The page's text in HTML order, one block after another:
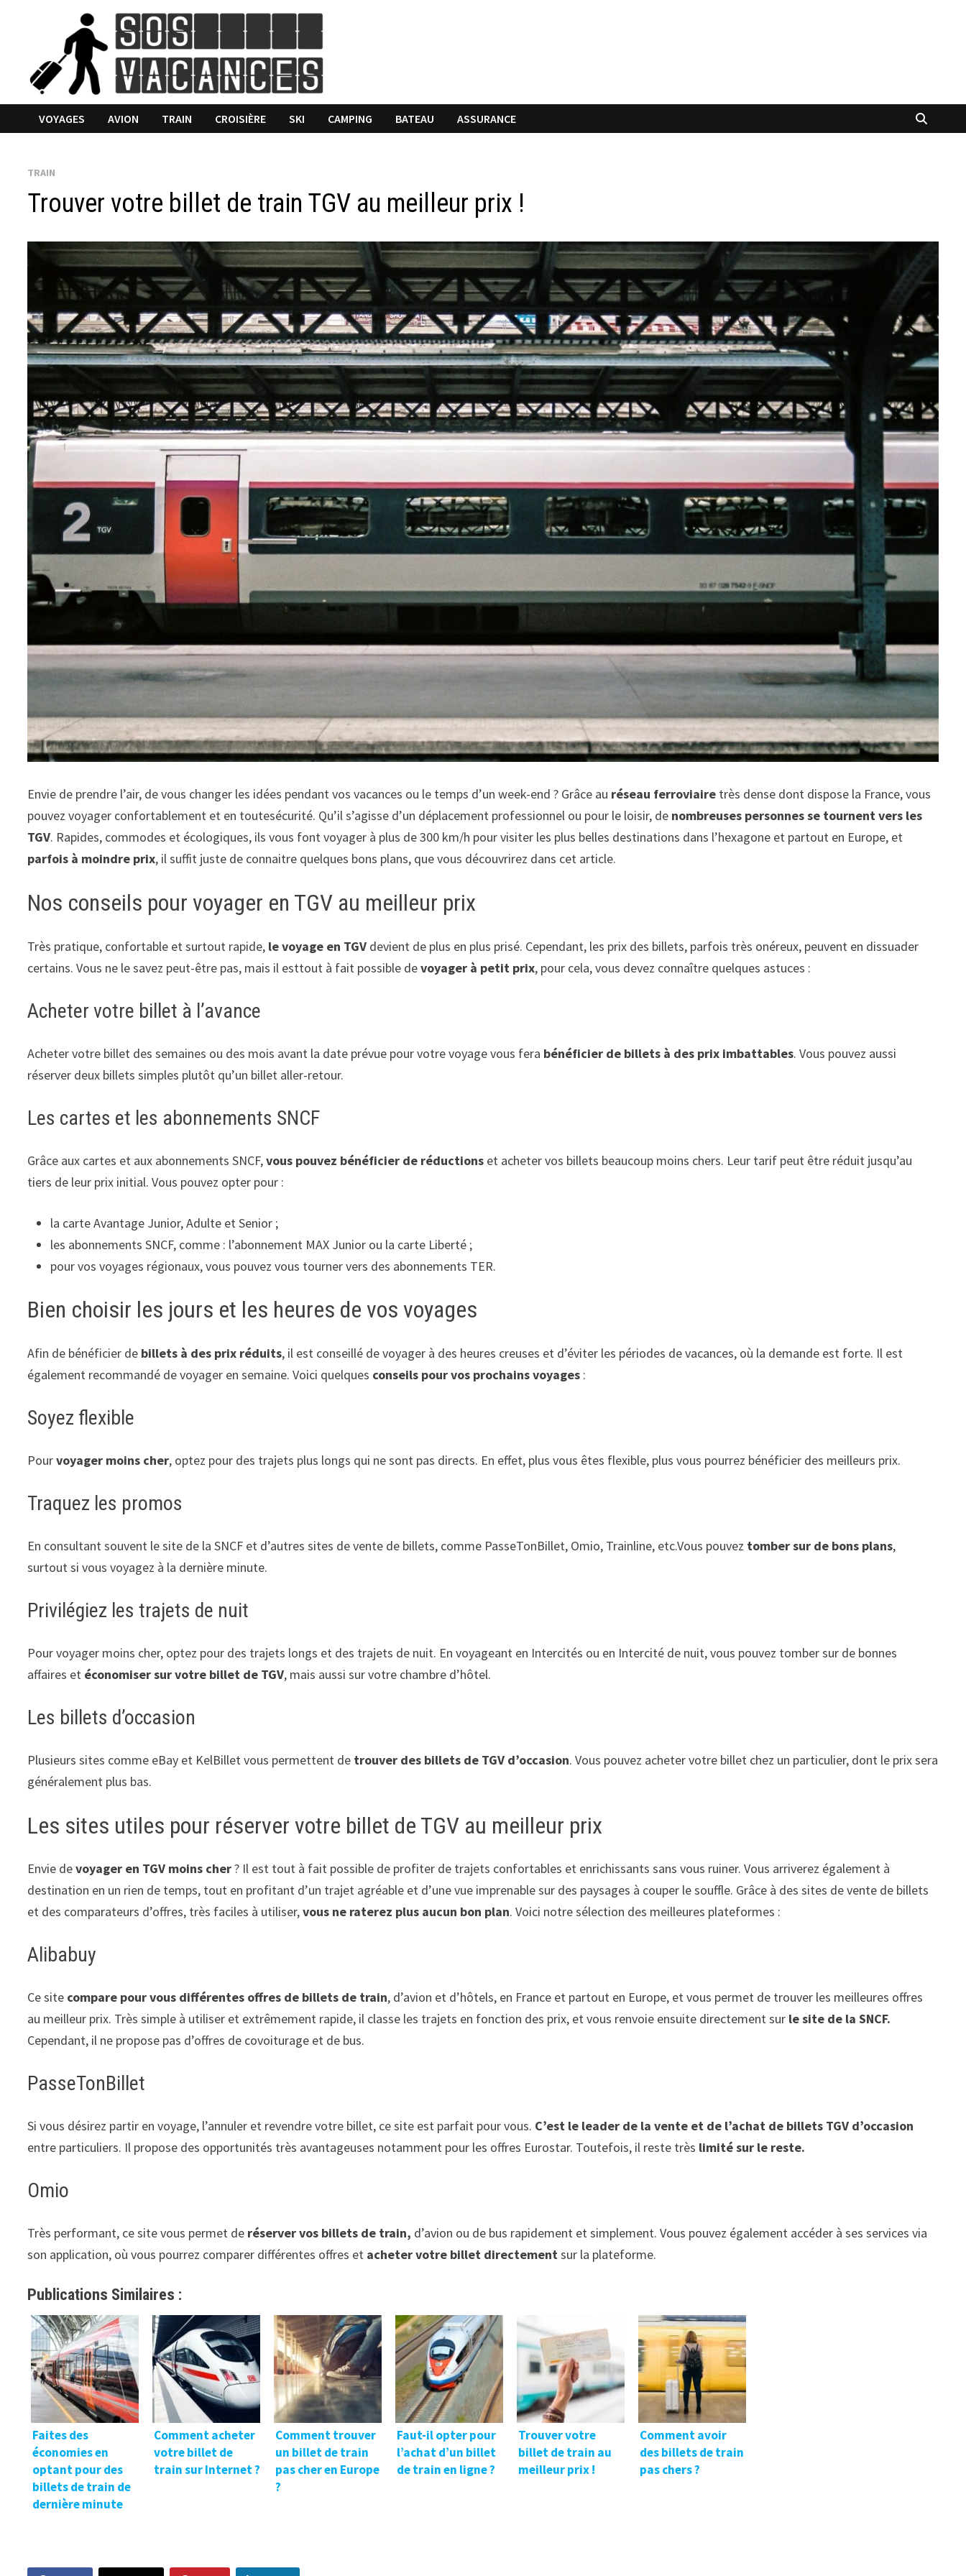
VOYAGES AVION TRAIN CROISIÈRE SKI CAMPING BATEAU ASSURANCE
TRAIN
Trouver votre billet de train TGV au meilleur prix !
Envie de prendre l’air, de vous changer les idées pendant vos vacances ou le temps d’un week-end ? Grâce au réseau ferroviaire très dense dont dispose la France, vous
pouvez voyager confortablement et en toutesécurité. Qu’il s’agisse d’un déplacement professionnel ou pour le loisir, de nombreuses personnes se tournent vers les
TGV. Rapides, commodes et écologiques, ils vous font voyager à plus de 300 km/h pour visiter les plus belles destinations dans l’hexagone et partout en Europe, et
parfois à moindre prix, il suffit juste de connaitre quelques bons plans, que vous découvrirez dans cet article.
Nos conseils pour voyager en TGV au meilleur prix
Très pratique, confortable et surtout rapide, le voyage en TGV devient de plus en plus prisé. Cependant, les prix des billets, parfois très onéreux, peuvent en dissuader
certains. Vous ne le savez peut-être pas, mais il esttout à fait possible devoyager à petit prix, pour cela, vous devez connaître quelques astuces :
Acheter votre billet à l’avance
Acheter votre billet des semaines ou des mois avant la date prévue pour votre voyage vous fera bénéficier de billets à des prix imbattables. Vous pouvez aussi
réserver deux billets simples plutôt qu’un billet aller-retour.
Les cartes et les abonnements SNCF
Grâce aux cartes et aux abonnements SNCF,vous pouvez bénéficier de réductions et acheter vos billets beaucoup moins chers. Leur tarif peut être réduit jusqu’au
tiers de leur prix initial. Vous pouvez opter pour :
la carte Avantage Junior, Adulte et Senior ;
les abonnements SNCF, comme : l’abonnement MAX Junior ou la carte Liberté ;
pour vos voyages régionaux, vous pouvez vous tourner vers des abonnements TER.
Bien choisir les jours et les heures de vos voyages
Afin de bénéficier de billets à des prix réduits, il est conseillé de voyager à des heures creuses et d’éviter les périodes de vacances, où la demande est forte. Il est
également recommandé de voyager en semaine. Voici quelques conseils pour vos prochains voyages :
Soyez flexible
Pourvoyager moins cher, optez pour des trajets plus longs qui ne sont pas directs. En effet, plus vous êtes flexible, plus vous pourrez bénéficier des meilleurs prix.
Traquez les promos
En consultant souvent le site de la SNCF et d’autres sites de vente de billets, comme PasseTonBillet, Omio, Trainline, etc.Vous pouvez tomber sur de bons plans,
surtout si vous voyagez à la dernière minute.
Privilégiez les trajets de nuit
Pour voyager moins cher, optez pour des trajets longs et des trajets de nuit. En voyageant en Intercités ou en Intercité de nuit, vous pouvez tomber sur de bonnes
affaires et économiser sur votre billet de TGV, mais aussi sur votre chambre d’hôtel.
Les billets d’occasion
Plusieurs sites comme eBay et KelBillet vous permettent de trouver des billets de TGV d’occasion. Vous pouvez acheter votre billet chez un particulier, dont le prix sera
généralement plus bas.
Les sites utiles pour réserver votre billet de TGV au meilleur prix
Envie devoyager en TGV moins cher? Il est tout à fait possible de profiter de trajets confortables et enrichissants sans vous ruiner. Vous arriverez également à
destination en un rien de temps, tout en profitant d’un trajet agréable et d’une vue imprenable sur des paysages à couper le souffle. Grâce à des sites de vente de billets
et des comparateurs d’offres, très faciles à utiliser,vous ne raterez plus aucun bon plan. Voici notre sélection des meilleures plateformes :
Alibabuy
Ce site compare pour vous différentes offres de billets de train, d’avion et d’hôtels, en France et partout en Europe, et vous permet de trouver les meilleures offres
au meilleur prix. Très simple à utiliser et extrêmement rapide, il classe les trajets en fonction des prix, et vous renvoie ensuite directement sur le site de la SNCF.
Cependant, il ne propose pas d’offres de covoiturage et de bus.
PasseTonBillet
Si vous désirez partir en voyage, l’annuler et revendre votre billet, ce site est parfait pour vous. C’est le leader de la vente et de l’achat de billets TGV d’occasion
entre particuliers. Il propose des opportunités très avantageuses notamment pour les offres Eurostar. Toutefois, il reste très limité sur le reste.
Omio
Très performant, ce site vous permet de réserver vos billets de train, d’avion ou de bus rapidement et simplement. Vous pouvez également accéder à ses services via
son application, où vous pourrez comparer différentes offres et acheter votre billet directementsur la plateforme.
Publications Similaires :
Faites des
économies en
optant pour des
billets de train de
dernière minute
Comment acheter
votre billet de
train sur Internet ?
Comment trouver
un billet de train
pas cher en Europe
?
Faut-il opter pour
l’achat d’un billet
de train en ligne ?
Trouver votre
billet de train au
meilleur prix !
Comment avoir
des billets de train
pas chers ?